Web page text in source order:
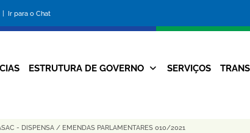
| Ir para o Chat
da
Prefeitura
Navegação
ESTRUTURA DE GOVERNO SERVIÇOS
- DISPENSA / EMENDAS PARLAMENTARES 010/2021